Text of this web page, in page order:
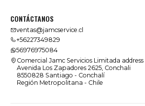
CONTÁCTANOS
ventas@jamcservice.cl
+56227349829
56976975084
Comercial Jamc Servicios Limitada address
Avenida Los Zapadores 2625, Conchali
8550828 Santiago - Conchalí
Región Metropolitana - Chile